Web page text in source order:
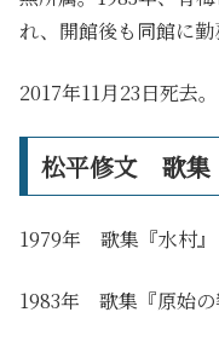
れ、開館後も同館に勤
2017年11月23日死去。
松平修文 歌集
1979年 歌集『水村
1983年 歌集『原始の